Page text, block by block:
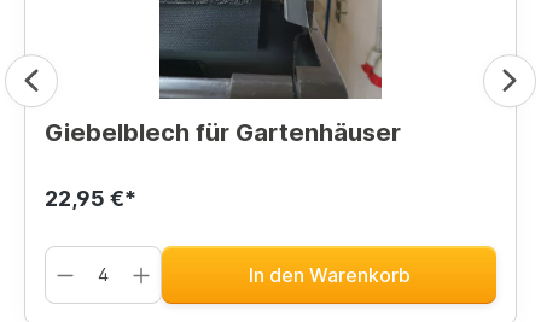
Giebelblech für Gartenhäuser
22,95 €*
In den Warenkorb